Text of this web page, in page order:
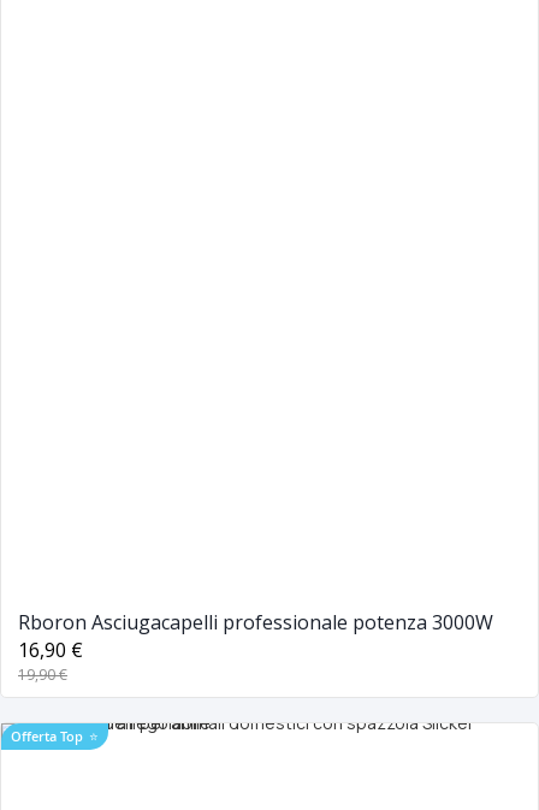
Rboron Asciugacapelli professionale potenza 3000W
16,90 €
19,90 €
Offerta Top ⭐